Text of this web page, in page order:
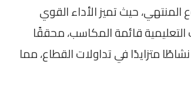
حيث تميز الأداء القوي
قائمة المكاسب، محققًا
يعكس نشاطًا متزايدًا في تداولات القطاع، مما